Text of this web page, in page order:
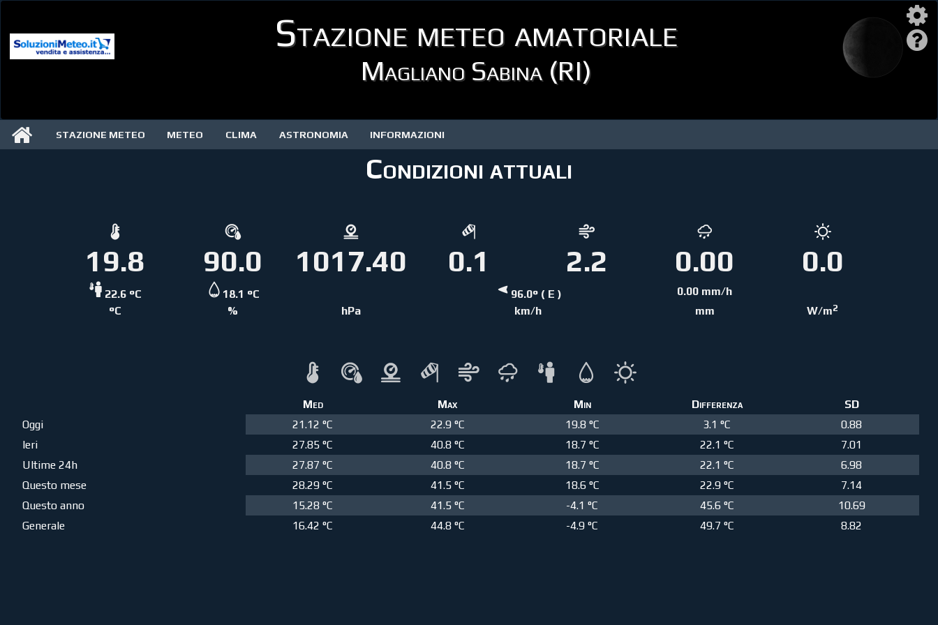
Stazione meteo amatoriale
Magliano Sabina (RI)
STAZIONE METEO METEO CLIMA ASTRONOMIA INFORMAZIONI
Condizioni attuali
19.8 90.0 1017.40 0.1 2.2 0.00 0.0
22.6 °C 18.1 °C 96.0° ( E )
0.00 mm/h
°C
% hPa km/h mm W/m2
Med Max Min Differenza
SD
Oggi
21.12 °C 22.9 °C 19.8 °C 3.1 °C
0.88
Ieri
27.85 °C 40.8 °C 18.7 °C 22.1 °C
7.01
Ultime 24h
27.87 °C 40.8 °C 18.7 °C 22.1 °C
6.98
Questo mese
28.29 °C 41.5 °C 18.6 °C 22.9 °C
7.14
Questo anno
15.28 °C 41.5 °C -4.1 °C 45.6 °C
10.69
Generale
16.42 °C 44.8 °C -4.9 °C 49.7 °C 8.82